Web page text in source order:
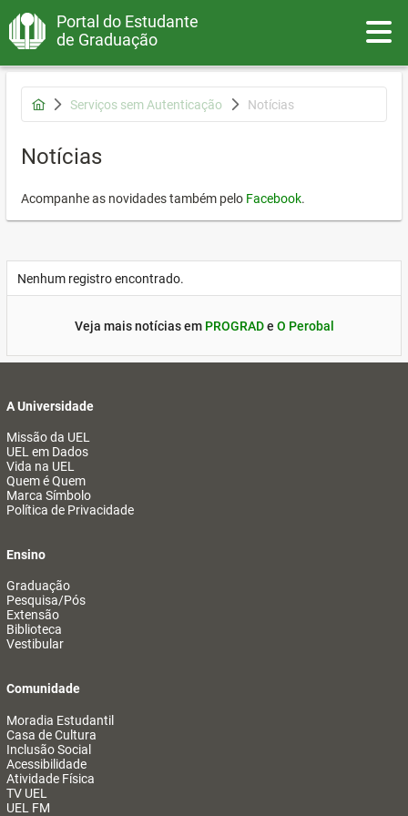
Portal do Estudante
de Graduação
Serviços sem Autenticação Notícias
Notícias
Acompanhe as novidades também pelo Facebook.
Nenhum registro encontrado.
Veja mais notícias em PROGRADe O Perobal
A Universidade
Missão da UEL
UEL em Dados
Vida na UEL
Quem é Quem
Marca Símbolo
Política de Privacidade
Ensino
Graduação
Pesquisa/Pós
Extensão
Biblioteca
Vestibular
Comunidade
Moradia Estudantil
Casa de Cultura
Inclusão Social
Acessibilidade
Atividade Física
TV UEL
UEL FM